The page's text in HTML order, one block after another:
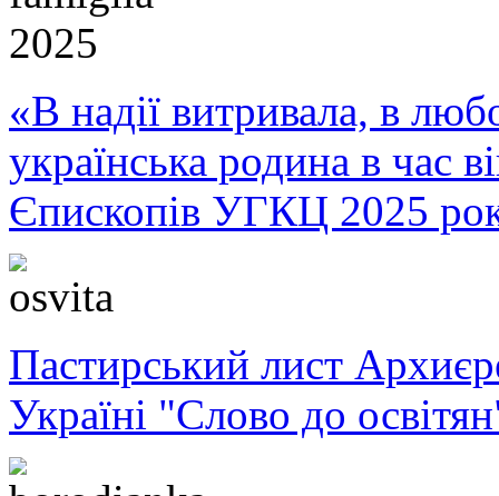
«В надії витривала, в
українська родина в час
Єпископів УГКЦ 2025
Пастирський лист
Україні "Слово до